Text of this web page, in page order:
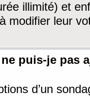
illimité) et
modifier leur
puis-je pas
d’un